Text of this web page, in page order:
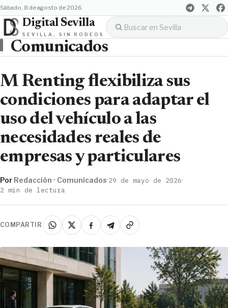
sábado, 8 de agosto de 2026
Digital Sevilla
SEVILLA, SIN RODEOS
Comunicados
M Renting flexibiliza sus
condiciones para adaptar el
uso del vehículo a las
necesidades reales de
empresas y particulares
Por Redacción · Comunicados·29 de mayo de 2026·
2 min de lectura
COMPARTIR